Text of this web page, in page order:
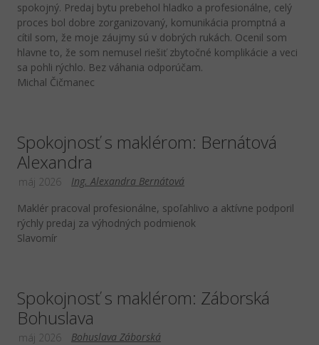
spokojný. Predaj bytu prebehol hladko a profesionálne, celý
proces bol dobre zorganizovaný, komunikácia promptná a
cítil som, že moje záujmy sú v dobrých rukách. Ocenil som
hlavne to, že som nemusel riešiť zbytočné komplikácie a veci
sa pohli rýchlo. Bez váhania odporúčam.
Michal Čičmanec
Spokojnosť s maklérom: Bernátová
Alexandra
Ing. Alexandra Bernátová
máj 2026
Maklér pracoval profesionálne, spoľahlivo a aktívne podporil
rýchly predaj za výhodných podmienok
Slavomír
Spokojnosť s maklérom: Záborská
Bohuslava
Bohuslava Záborská
máj 2026